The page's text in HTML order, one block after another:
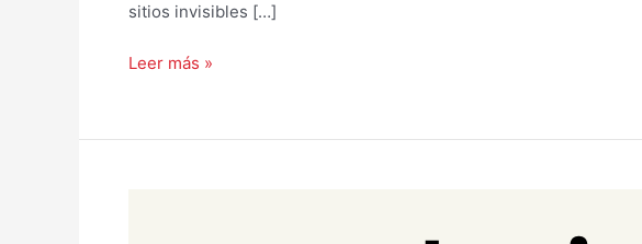
sitios invisibles […]
Leer más »